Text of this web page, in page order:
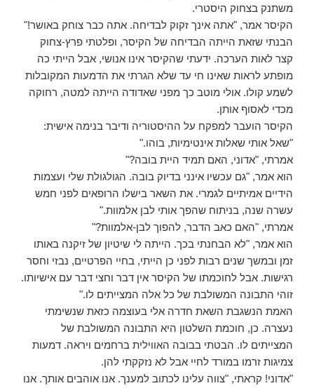
משתנק בצחוק היסטרי.
הקיסר אמר, "אתה אינך זקוק לבדיחה. אתה כבר צוחק באושר!"
הבנתי שזאת הייתה הבדיחה של הקיסר, ופלטתי פרץ-צחוק
קצר לאות הערכה. ידעתי שהקיסר אינו אנושי, אבל הייתי כה
מופתע לראות שאינו חי עד שלא הגרתי את הדמעות המקובלות
לשמע קולו. אולי מוטב כך מפני שאדודה הייתה למטה, רחוקה
מכדי לאסוף אותן.
הקיסר הועבר למפקח על ההיסטוריה ודיבר בנימה אישית:
"שאל אותי שאלות אינטימיות, בוהו."
אמרתי, "אדוני, האם תמיד היית בובה?"
הוא אמר, "גם עכשיו אינני בדיוק בובה. הגולגולת שלי ועצמות
הידיים אמיתיים לגמרי. את השאר בישלו הרופאים לפני חמש
עשרה שנה, בניתוח שהפך אותי לבן אלמוות."
אמרתי, "האם כאב הדבר, להפוך לבן-אלמוות?"
הוא אמר, "לא הבחנתי בכך. הייתה לי שיטיון של זיקנה באותו
זמן ובמשך שנים רבות לפני כן הייתי, בחיי הפרטיים, נבזי וחסר
רגישות. אבל לחוכמתו של הקיסר אין דבר וחצי דבר עם אישיותו.
זוהי התבונה המשולבת של כל אלה המצייתים לו."
האמת הנשגבת השאת חדרה אלי בעוצמה כזאת שנשימתי
נעצרה. כן, חוכמת השלטון היא התבונה המשולבת של
המצייתים לו. הבטתי בבובה האווילית ברחמים ויראה. דמעות
צמיגות זרמו במורד לחיי אבל לא נזקקתי להן.
"אדוני! קראתי, "צווה עלינו לכתוב למענך. אנו אוהבים אותך. אנו